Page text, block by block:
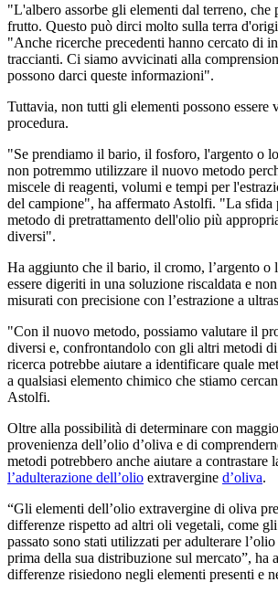
"L'albero assorbe gli elementi dal terreno, che
frutto. Questo può dirci molto sulla terra
"Anche ricerche precedenti hanno cercato di
traccianti. Ci siamo avvicinati alla
possono darci queste informazioni".
Tuttavia, non tutti gli elementi possono essere
procedura.
"Se prendiamo il bario, il fosforo, l'argento o
non potremmo utilizzare il nuovo metodo
miscele di reagenti, volumi e tempi per
del campione", ha affermato Astolfi. "La sfida
metodo di pretrattamento dell'olio più
diversi".
Ha aggiunto che il bario, il cromo, l’argento o
essere digeriti in una soluzione riscaldata e
misurati con precisione con l’estrazione a
"Con il nuovo metodo, possiamo valutare il
diversi e, confrontandolo con gli altri metodi
ricerca potrebbe aiutare a identificare quale
a qualsiasi elemento chimico che stiamo
Astolfi.
Oltre alla possibilità di determinare con
provenienza dell’olio d’oliva e di
metodi potrebbero anche aiutare a contrastare
l’adulterazione dell’olio extravergine d’oliva.
“Gli elementi dell’olio extravergine di oliva
differenze rispetto ad altri oli vegetali, come
passato sono stati utilizzati per adulterare
prima della sua distribuzione sul mercato”, ha
differenze risiedono negli elementi presenti e